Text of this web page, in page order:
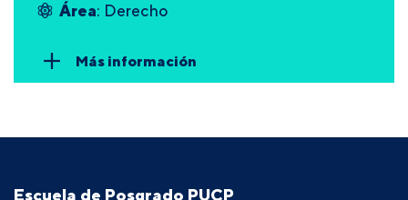
Área: Derecho
Más información
Escuela de Posgrado PUCP